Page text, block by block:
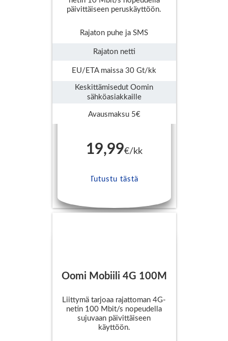
päivittäiseen peruskäyttöön.
Rajaton puhe ja SMS
Rajaton netti
EU/ETA maissa 30 Gt/kk
Keskittämisedut Oomin
sähköasiakkaille
Avausmaksu 5€
19,99€/kk
Tutustu tästä
Oomi Mobiili 4G 100M
Liittymä tarjoaa rajattoman 4G-
netin 100 Mbit/s nopeudella
sujuvaan päivittäiseen
käyttöön.